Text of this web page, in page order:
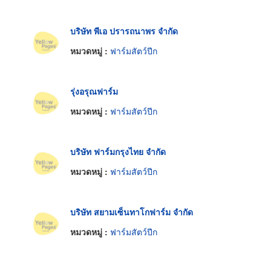
บริษัท พีเอ ปรารถนาพร จำกัด
หมวดหมู่ : ฟาร์มสัตว์ปีก
รุ่งอรุณฟาร์ม
หมวดหมู่ : ฟาร์มสัตว์ปีก
บริษัท ฟาร์มกรุงไทย จำกัด
หมวดหมู่ : ฟาร์มสัตว์ปีก
บริษัท สยามเซ็นทาโกฟาร์ม จำกัด
หมวดหมู่ : ฟาร์มสัตว์ปีก